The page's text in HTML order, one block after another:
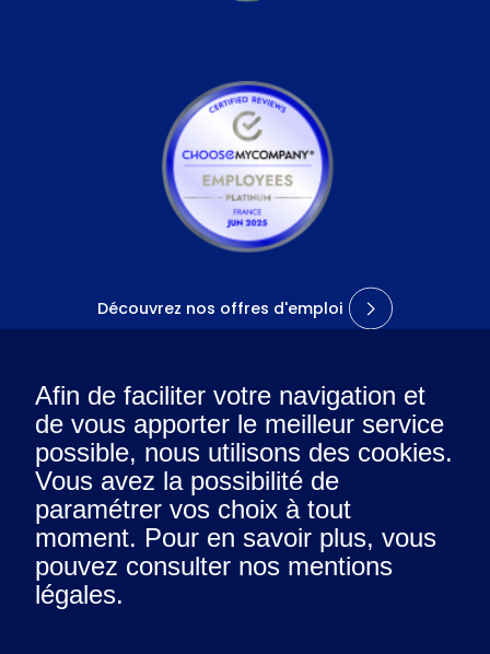
Découvrez nos offres d'emploi
L’entreprise
Rejoignez la team
Nos expertises
Afin de faciliter votre navigation et
de vous apporter le meilleur service
possible, nous utilisons des cookies.
Vous avez la possibilité de
paramétrer vos choix à tout
moment. Pour en savoir plus, vous
pouvez consulter nos mentions
légales.